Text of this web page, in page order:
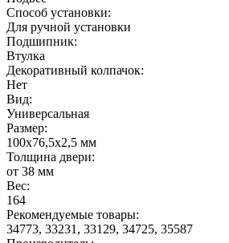
Способ установки:
Для ручной установки
Подшипник:
Втулка
Декоративный колпачок:
Нет
Вид:
Универсальная
Размер:
100х76,5х2,5 мм
Толщина двери:
от 38 мм
Вес:
164
Рекомендуемые товары:
34773, 33231, 33129, 34725, 35587